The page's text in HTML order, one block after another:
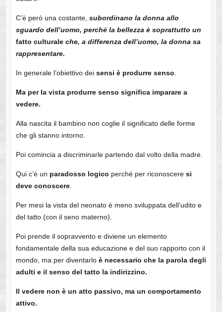
C’è però una costante, subordinano la donna allo
sguardo dell’uomo, perché la bellezza è soprattutto un
fatto culturaleche, a differenza dell’uomo, la donna sa
rappresentare.
In generale l’obiettivo dei sensi è produrre senso.
Ma per la vista produrre senso significa imparare a
vedere.
Alla nascita il bambino non coglie il significato delle forme
che gli stanno intorno.
Poi comincia a discriminarle partendo dal volto della madre.
Qui c’è un paradosso logico perché per riconosceresi
deve conoscere.
Per mesi la vista del neonato è meno sviluppata dell’udito e
del tatto (con il seno materno).
Poi prende il sopravvento e diviene un elemento
fondamentale della sua educazione e del suo rapporto con il
mondo, ma per diventarlo è necessario che la parola degli
adulti e il senso del tatto la indirizzino.
Il vedere non è un atto passivo, ma un comportamento
attivo.